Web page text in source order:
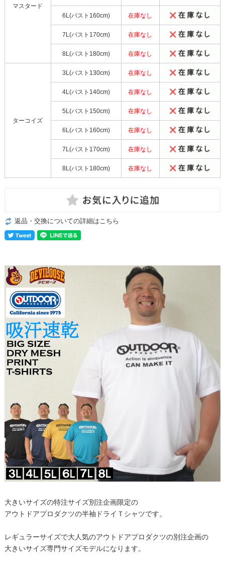
マスタード
6L(バスト160cm) 在庫なし
7L(バスト170cm) 在庫なし
8L(バスト180cm) 在庫なし
ターコイズ
3L(バスト130cm) 在庫なし
4L(バスト140cm) 在庫なし
5L(バスト150cm) 在庫なし
6L(バスト160cm) 在庫なし
7L(バスト170cm) 在庫なし
8L(バスト180cm) 在庫なし
返品・交換についての詳細はこちら
大きいサイズの特注サイズ別注企画限定の
アウトドアプロダクツの半袖ドライＴシャツです。
レギュラーサイズで大人気のアウトドアプロダクツの別注企画の
大きいサイズ専門サイズモデルになります。